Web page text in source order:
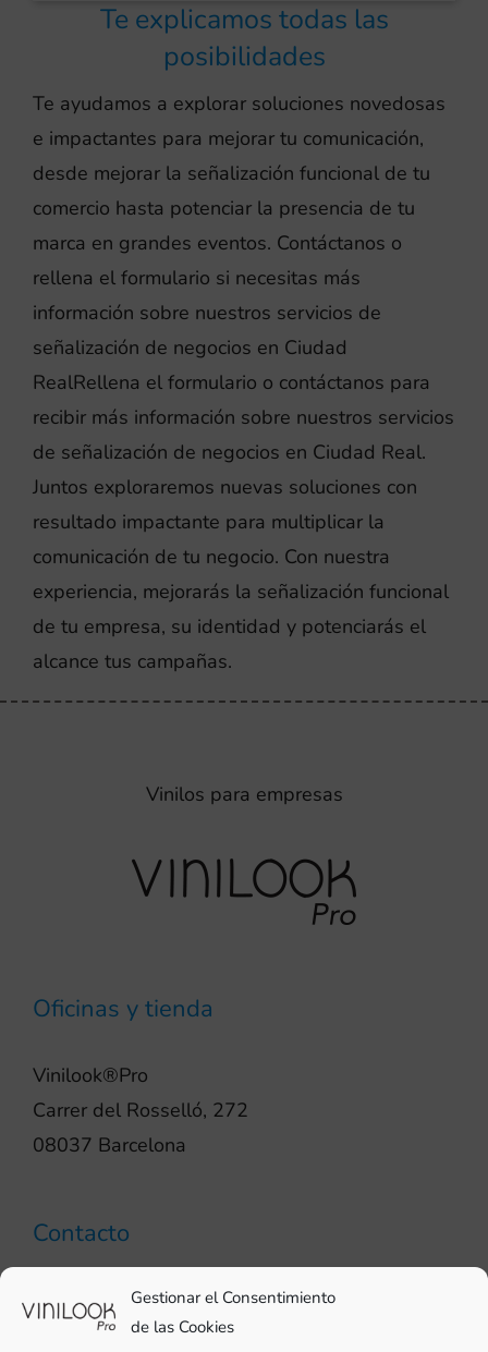
Gestionar el Consentimiento
de las Cookies
Te explicamos todas las
posibilidades
Te ayudamos a explorar soluciones novedosas
e impactantes para mejorar tu comunicación,
desde mejorar la señalización funcional de tu
comercio hasta potenciar la presencia de tu
marca en grandes eventos. Contáctanos o
rellena el formulario si necesitas más
información sobre nuestros servicios de
señalización de negocios en Ciudad
RealRellena el formulario o contáctanos para
recibir más información sobre nuestros servicios
de señalización de negocios en Ciudad Real.
Juntos exploraremos nuevas soluciones con
resultado impactante para multiplicar la
comunicación de tu negocio. Con nuestra
experiencia, mejorarás la señalización funcional
de tu empresa, su identidad y potenciarás el
alcance tus campañas.
Vinilos para empresas
Oficinas y tienda
Vinilook®Pro
Carrer del Rosselló, 272
08037 Barcelona
Contacto
pro@vinilook.es